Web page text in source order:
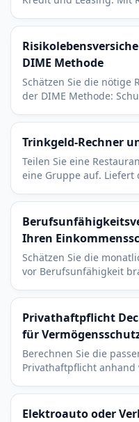
Überblick.
DIME Methode
Schätzen Sie die nötige
der DIME Methode:
Bestattungskosten.
Trinkgeld-Rechner
Teilen Sie eine
eine Gruppe auf. Liefert
Ihren
Schätzen Sie die
vor Berufsunfähigkeit
Privathaftpflicht
für
Berechnen Sie die
Privathaftpflicht anhand
Elektroauto oder